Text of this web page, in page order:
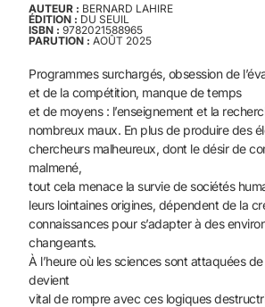
AUTEUR : BERNARD LAHIRE
ÉDITION : DU SEUIL
ISBN : 9782021588965
PARUTION :AOÛT 2025
Programmes surchargés, obsession de
et de la compétition, manque de temps
et de moyens : l’enseignement et la
nombreux maux. En plus de produire des
chercheurs malheureux, dont le désir de
malmené,
tout cela menace la survie de sociétés
leurs lointaines origines, dépendent de la
connaissances pour s’adapter à des
changeants.
À l’heure où les sciences sont attaquées
devient
vital de rompre avec ces logiques